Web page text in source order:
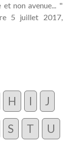
non avenue... "
5 juillet 2017,
H I J
S T U